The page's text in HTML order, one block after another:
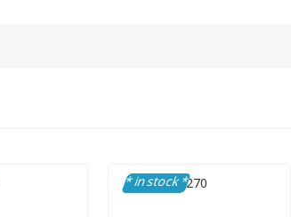
* in stock *